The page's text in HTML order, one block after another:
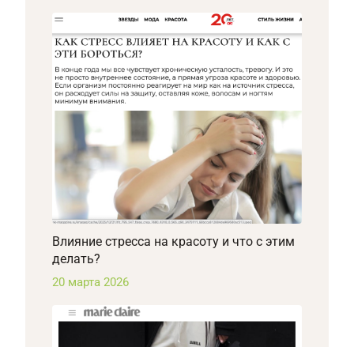
Влияние стресса на красоту и что с этим
делать?
20 марта 2026